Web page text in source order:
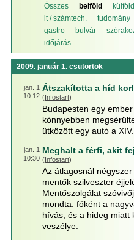
Összes
belföld külföld
it / számtech.
tudomány
gastro
bulvár
időjárás
2009. január 1. csütörtök
jan. 1
10:12
Átszakította a híd
(Infostart)
Budapesten egy
könnyebben
ütközött egy autó a
jan. 1
10:30
Meghalt a férfi, akit
(Infostart)
Az átlagosnál
mentők szilveszter
Mentőszolgálat
mondta: főként a
hívás, és a hideg miatt
veszélye.